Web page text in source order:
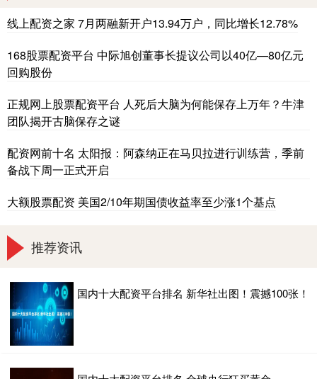
线上配资之家 7月两融新开户13.94万户，同比增长12.78%
168股票配资平台 中际旭创董事长提议公司以40亿—80亿元
回购股份
正规网上股票配资平台 人死后大脑为何能保存上万年？牛津
团队揭开古脑保存之谜
配资网前十名 太阳报：阿森纳正在马贝拉进行训练营，季前
备战下周一正式开启
大额股票配资 美国2/10年期国债收益率至少涨1个基点
推荐资讯
国内十大配资平台排名 新华社出图！震撼100张！